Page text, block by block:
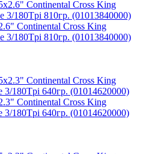
Continental Cross King
3/180Tpi 810гр. (01013840000)
Continental Cross King
3/180Tpi 640гр. (01014620000)